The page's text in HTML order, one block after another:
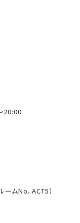
20:00
No．ACT5）